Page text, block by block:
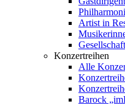
Artist in
Konzertreihen
Alle
Barock